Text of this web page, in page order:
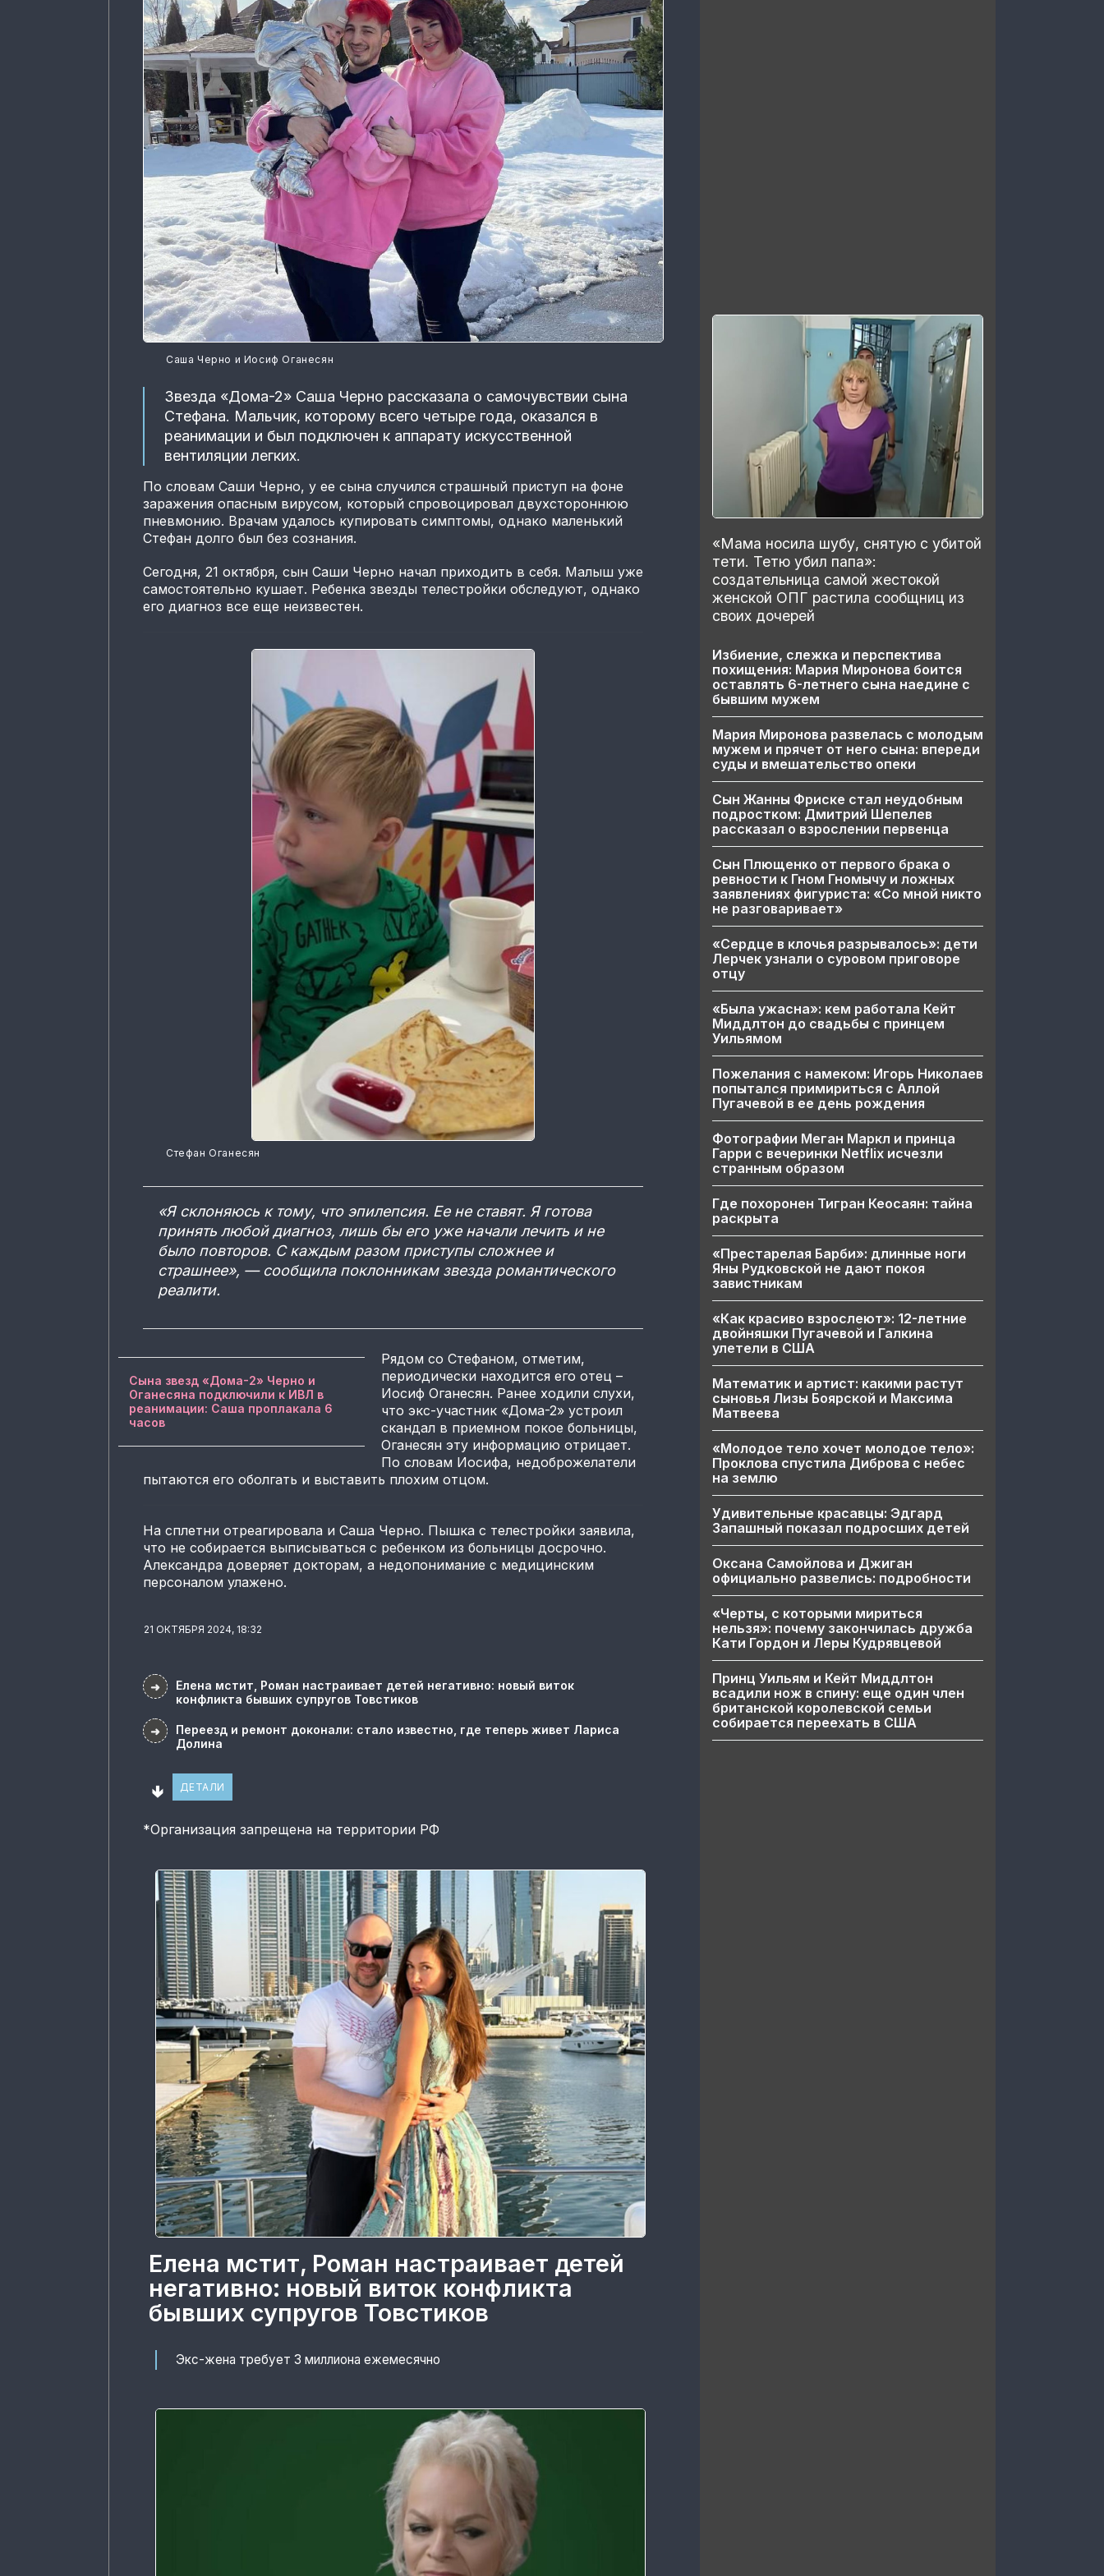
Саша Черно и Иосиф Оганесян
Звезда «Дома-2» Саша Черно рассказала о самочувствии сына
Стефана. Мальчик, которому всего четыре года, оказался в
реанимации и был подключен к аппарату искусственной
вентиляции легких.
По словам Саши Черно, у ее сына случился страшный приступ на фоне
заражения опасным вирусом, который спровоцировал двухстороннюю
пневмонию. Врачам удалось купировать симптомы, однако маленький
Стефан долго был без сознания.
Сегодня, 21 октября, сын Саши Черно начал приходить в себя. Малыш уже
самостоятельно кушает. Ребенка звезды телестройки обследуют, однако
его диагноз все еще неизвестен.
Стефан Оганесян
«Я склоняюсь к тому, что эпилепсия. Ее не ставят. Я готова
принять любой диагноз, лишь бы его уже начали лечить и не
было повторов. С каждым разом приступы сложнее и
страшнее», — сообщила поклонникам звезда романтического
реалити.
Сына звезд «Дома-2» Черно и
Оганесяна подключили к ИВЛ в
реанимации: Саша проплакала 6
часов
Рядом со Стефаном, отметим,
периодически находится его отец –
Иосиф Оганесян. Ранее ходили слухи,
что экс-участник «Дома-2» устроил
скандал в приемном покое больницы,
Оганесян эту информацию отрицает.
По словам Иосифа, недоброжелатели
пытаются его оболгать и выставить плохим отцом.
На сплетни отреагировала и Саша Черно. Пышка с телестройки заявила,
что не собирается выписываться с ребенком из больницы досрочно.
Александра доверяет докторам, а недопонимание с медицинским
персоналом улажено.
21 ОКТЯБРЯ 2024, 18:32
➜
Елена мстит, Роман настраивает детей негативно: новый виток
конфликта бывших супругов Товстиков
➜
Переезд и ремонт доконали: стало известно, где теперь живет Лариса
Долина
🢃 ДЕТАЛИ
*Организация запрещена на территории РФ
Елена мстит, Роман настраивает детей
негативно: новый виток конфликта
бывших супругов Товстиков
Экс-жена требует 3 миллиона ежемесячно
«Мама носила шубу, снятую с убитой
тети. Тетю убил папа»:
создательница самой жестокой
женской ОПГ растила сообщниц из
своих дочерей
Избиение, слежка и перспектива
похищения: Мария Миронова боится
оставлять 6-летнего сына наедине с
бывшим мужем
Мария Миронова развелась с молодым
мужем и прячет от него сына: впереди
суды и вмешательство опеки
Сын Жанны Фриске стал неудобным
подростком: Дмитрий Шепелев
рассказал о взрослении первенца
Сын Плющенко от первого брака о
ревности к Гном Гномычу и ложных
заявлениях фигуриста: «Со мной никто
не разговаривает»
«Сердце в клочья разрывалось»: дети
Лерчек узнали о суровом приговоре
отцу
«Была ужасна»: кем работала Кейт
Миддлтон до свадьбы с принцем
Уильямом
Пожелания с намеком: Игорь Николаев
попытался примириться с Аллой
Пугачевой в ее день рождения
Фотографии Меган Маркл и принца
Гарри с вечеринки Netflix исчезли
странным образом
Где похоронен Тигран Кеосаян: тайна
раскрыта
«Престарелая Барби»: длинные ноги
Яны Рудковской не дают покоя
завистникам
«Как красиво взрослеют»: 12-летние
двойняшки Пугачевой и Галкина
улетели в США
Математик и артист: какими растут
сыновья Лизы Боярской и Максима
Матвеева
«Молодое тело хочет молодое тело»:
Проклова спустила Диброва с небес
на землю
Удивительные красавцы: Эдгард
Запашный показал подросших детей
Оксана Самойлова и Джиган
официально развелись: подробности
«Черты, с которыми мириться
нельзя»: почему закончилась дружба
Кати Гордон и Леры Кудрявцевой
Принц Уильям и Кейт Миддлтон
всадили нож в спину: еще один член
британской королевской семьи
собирается переехать в США